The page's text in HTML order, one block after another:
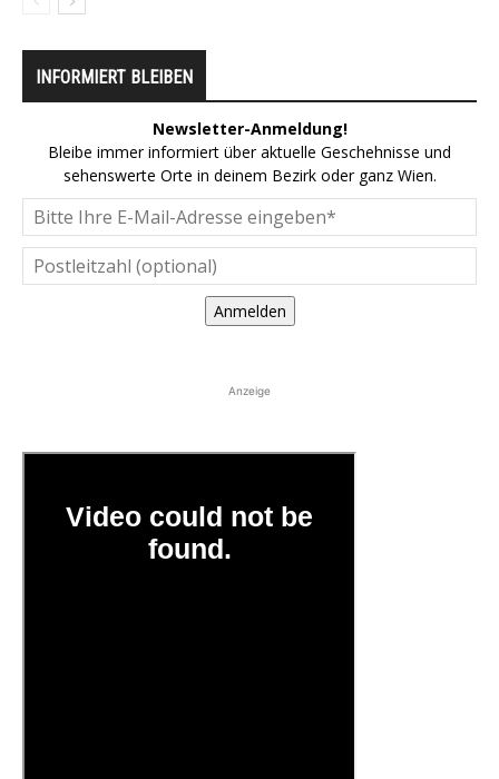
INFORMIERT BLEIBEN
Newsletter-Anmeldung!
Bleibe immer informiert über aktuelle Geschehnisse und
sehenswerte Orte in deinem Bezirk oder ganz Wien.
Anmelden
Anzeige